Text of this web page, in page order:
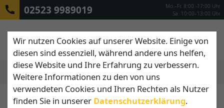
02523 9989019
Mo.–Fr. 8:00 -17:00 Uhr
Sa. 10:00–13:00 Uhr
Wir nutzen Cookies auf unserer Website. Einige von
diesen sind essenziell, während andere uns helfen,
diese Website und Ihre Erfahrung zu verbessern.
Weitere Informationen zu den von uns
verwendeten Cookies und Ihren Rechten als Nutzer
finden Sie in unserer Daten­schutz­erklärung.